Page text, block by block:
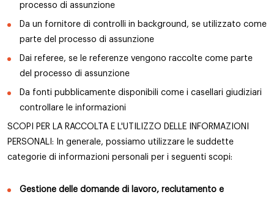
processo di assunzione
Da un fornitore di controlli in background, se utilizzato come
parte del processo di assunzione
Dai referee, se le referenze vengono raccolte come parte
del processo di assunzione
Da fonti pubblicamente disponibili come i casellari giudiziari
controllare le informazioni
SCOPI PER LA RACCOLTA E L'UTILIZZO DELLE INFORMAZIONI
PERSONALI: In generale, possiamo utilizzare le suddette
categorie di informazioni personali per i seguenti scopi:
Gestione delle domande di lavoro, reclutamento e